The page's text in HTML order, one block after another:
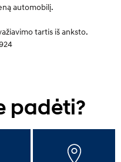
automobilį.
tartis iš anksto.
padėti?